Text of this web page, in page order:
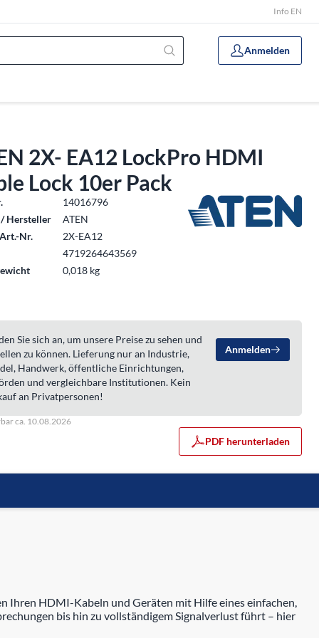
Info EN
Anmelden
2X- EA12 LockPro HDMI
Lock 10er Pack
14016796
Hersteller
ATEN
Nr.
2X-EA12
4719264643569
0,018 kg
Sie sich an, um unsere Preise zu sehen und
zu können. Lieferung nur an Industrie,
Handwerk, öffentliche Einrichtungen,
und vergleichbare Institutionen. Kein
an Privatpersonen!
Anmelden
ca. 10.08.2026
PDF herunterladen
Ihren HDMI-Kabeln und Geräten mit Hilfe eines einfachen,
bis hin zu vollständigem Signalverlust führt – hier